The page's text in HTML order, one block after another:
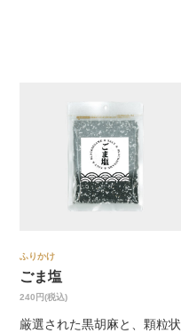
ふりかけ
ごま塩
240円(税込)
厳選された黒胡麻と、顆粒状